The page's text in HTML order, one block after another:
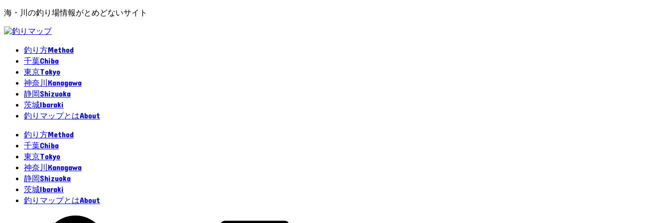
海・川の釣り場情報がとめどないサイト
釣り方Method
千葉Chiba
東京Tokyo
神奈川 Kanagawa
静岡Shizuoka
茨城Ibaraki
釣りマップとはAbout
釣り方Method
千葉Chiba
東京Tokyo
神奈川 Kanagawa
静岡Shizuoka
茨城Ibaraki
釣りマップとはAbout